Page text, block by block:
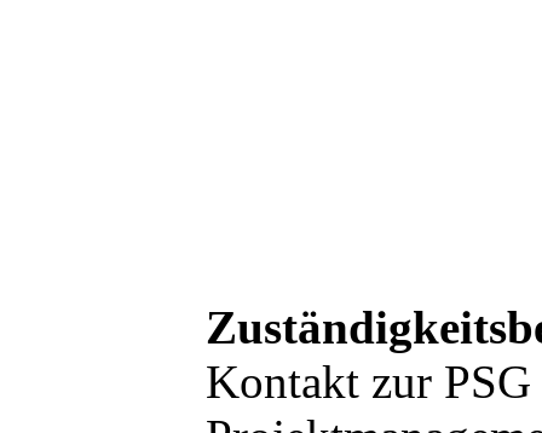
Kontakt zur PSG